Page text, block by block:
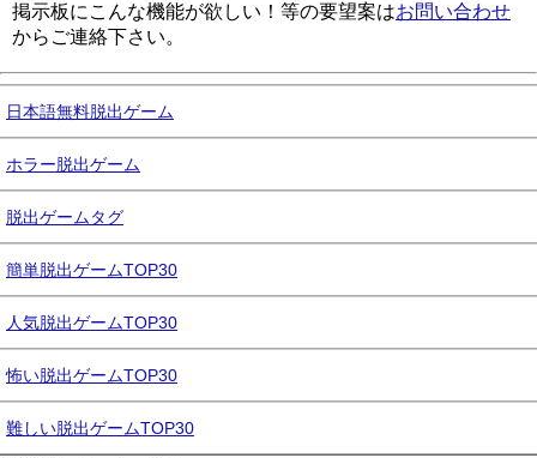
掲示板にこんな機能が欲しい！等の要望案はお問い合わせ
からご連絡下さい。
日本語無料脱出ゲーム
ホラー脱出ゲーム
脱出ゲームタグ
簡単脱出ゲームTOP30
人気脱出ゲームTOP30
怖い脱出ゲームTOP30
難しい脱出ゲームTOP30